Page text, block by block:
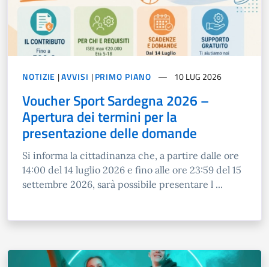
NOTIZIE |AVVISI |PRIMO PIANO 10 LUG 2026
Voucher Sport Sardegna 2026 –
Apertura dei termini per la
presentazione delle domande
Si informa la cittadinanza che, a partire dalle ore
14:00 del 14 luglio 2026 e fino alle ore 23:59 del 15
settembre 2026, sarà possibile presentare l ...